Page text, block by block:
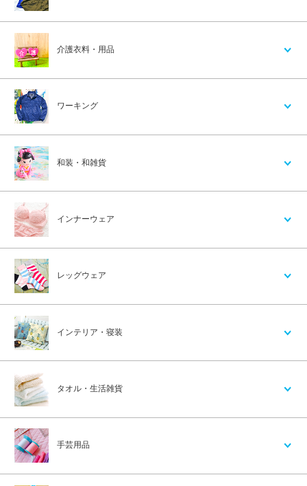
介護衣料・用品
ワーキング
和装・和雑貨
インナーウェア
レッグウェア
インテリア・寝装
タオル・生活雑貨
手芸用品